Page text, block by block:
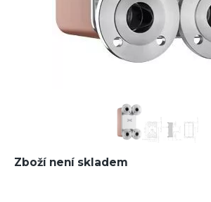
Zboží není skladem